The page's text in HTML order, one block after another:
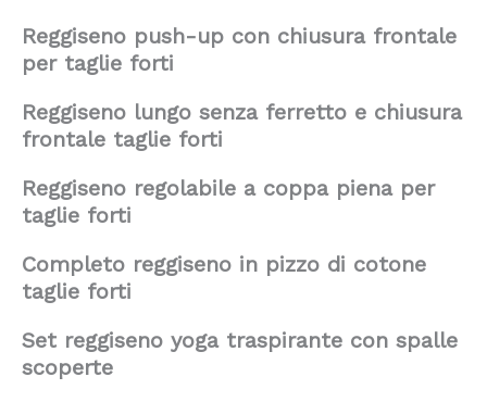
Reggiseno push-up con chiusura frontale
per taglie forti
Reggiseno lungo senza ferretto e chiusura
frontale taglie forti
Reggiseno regolabile a coppa piena per
taglie forti
Completo reggiseno in pizzo di cotone
taglie forti
Set reggiseno yoga traspirante con spalle
scoperte